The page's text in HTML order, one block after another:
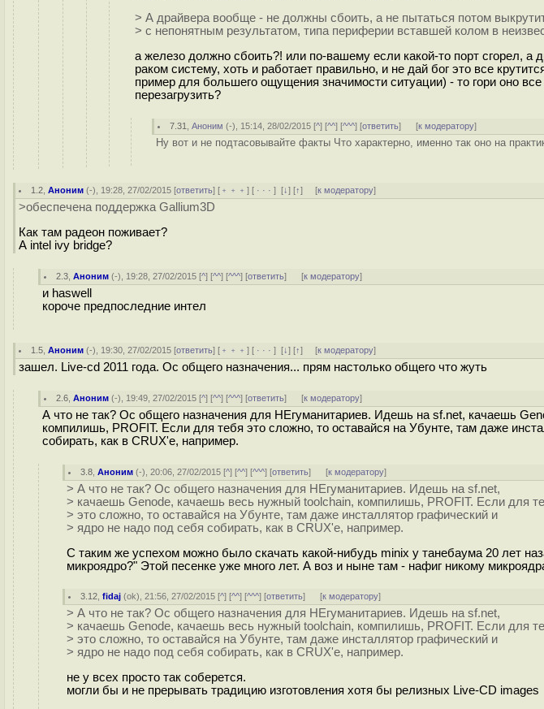
> А драйвера вообще - не должны сбоить, а не пытаться потом
> с непонятным результатом, типа периферии вставшей колом в
а железо должно сбоить?! или по-вашему если какой-то порт сгорел, а
раком систему, хоть и работает правильно, и не дай бог это все
пример для большего ощущения значимости ситуации) - то гори оно
перезагрузить?
7.31 ,Аноним (-), 15:14, 28/02/2015 [^] [^^] [^^^] [ответить] [к модератору]
Ну вот и не подтасовывайте факты Что характерно, именно так оно на
1.2 ,Аноним (-), 19:28, 27/02/2015 [ответить] [ ﹢﹢﹢] [ · · ·][↓] [↑] [к модератору]
>обеспечена поддержка Gallium3D
Как там радеон поживает?
А intel ivy bridge?
2.3 ,Аноним (-), 19:28, 27/02/2015 [^] [^^] [^^^] [ответить] [к модератору]
и haswell
короче предпоследние интел
1.5 ,Аноним (-), 19:30, 27/02/2015 [ответить] [ ﹢﹢﹢] [ · · ·][↓] [↑] [к модератору]
зашел. Live-cd 2011 года. Ос общего назначения... прям настолько общего что жуть
2.6 ,Аноним (-), 19:49, 27/02/2015 [^] [^^] [^^^] [ответить] [к модератору]
А что не так? Ос общего назначения для НЕгуманитариев. Идешь на sf.net, качаешь
компилишь, PROFIT. Если для тебя это сложно, то оставайся на Убунте, там даже
собирать, как в CRUX'е, например.
3.8 ,Аноним (-), 20:06, 27/02/2015 [^] [^^] [^^^] [ответить] [к модератору]
> А что не так? Ос общего назначения для НЕгуманитариев. Идешь на sf.net,
> качаешь Genode, качаешь весь нужный toolchain, компилишь, PROFIT. Если для
> это сложно, то оставайся на Убунте, там даже инсталлятор графический и
> ядро не надо под себя собирать, как в CRUX'е, например.
С таким же успехом можно было скачать какой-нибудь minix у танебаума 20 лет
микроядро?" Этой песенке уже много лет. А воз и ныне там - нафиг никому
3.12 ,fidaj (ok), 21:56, 27/02/2015 [^] [^^] [^^^] [ответить] [к модератору]
> А что не так? Ос общего назначения для НЕгуманитариев. Идешь на sf.net,
> качаешь Genode, качаешь весь нужный toolchain, компилишь, PROFIT. Если для
> это сложно, то оставайся на Убунте, там даже инсталлятор графический и
> ядро не надо под себя собирать, как в CRUX'е, например.
не у всех просто так соберется.
могли бы и не прерывать традицию изготовления хотя бы релизных Live-CD images